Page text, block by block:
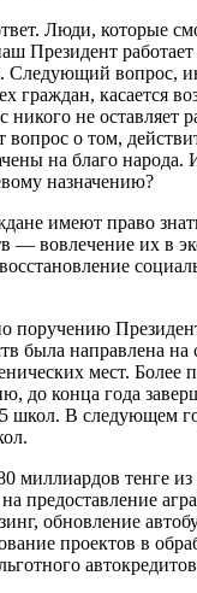
Люди, которые
Президент
Следующий вопрос,
граждан, касается
никого не
вопрос о том,
на благо народа.
назначению?
имеют право
— вовлечение их в
поручению
была направлена на
мест. Более
до конца года
школ. В следующем
миллиардов тенге
предоставление
обновление
проектов в